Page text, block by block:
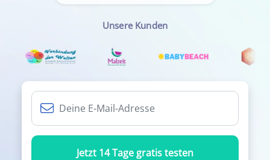
Unsere Kunden
Jetzt 14 Tage gratis testen